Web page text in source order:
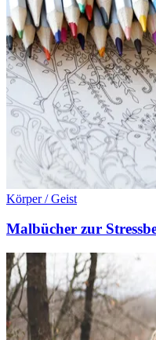
Körper / Geist
Malbücher zur